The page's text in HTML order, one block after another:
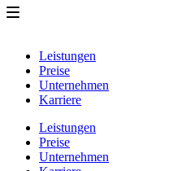
Zum
Leistungen
Preise
Unternehmen
Karriere
Leistungen
Preise
Unternehmen